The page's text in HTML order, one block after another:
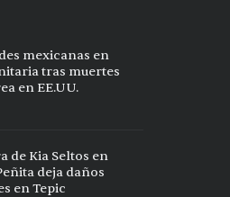
mexicanas en
tras muertes
en EE.UU.
de Kia Seltos en
deja daños
en Tepic